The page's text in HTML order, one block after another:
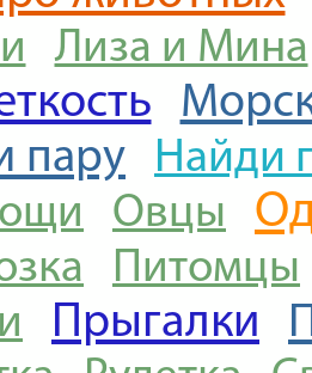
Лиза и Мина
пару Найди
Овцы
Питомцы
Прыгалки